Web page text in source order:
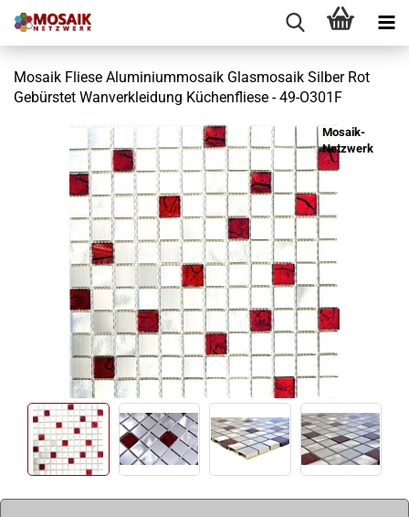
Mosaik Fliese Aluminiummosaik Glasmosaik Silber Rot
Gebürstet Wanverkleidung Küchenfliese - 49-O301F
Mosaik-
Netzwerk